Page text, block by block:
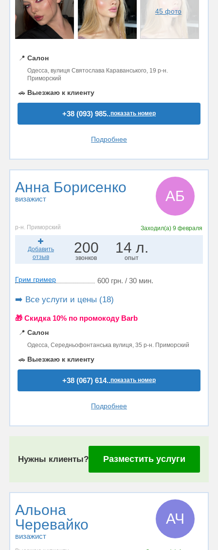
45 фото
📍 Салон
Одесса, вулиця Святослава Караванського, 19 р-н.
Приморский
🚗 Выезжаю к клиенту
+38 (093) 985..показать номер
Подробнее
Анна Борисенко
визажист АБ
р-н. Приморский Заходил(а)9 февраля
Добавить
отзыв
200
звонков
14 л.
опыт
Грим гример 600 грн. / 30 мин.
➡️ Все услуги и цены (18)
🎁 Cкидка 10% по промокоду Barb
📍 Салон
Одесса, Середньофонтанська вулиця, 35 р-н. Приморский
🚗 Выезжаю к клиенту
+38 (067) 614..показать номер
Подробнее
Нужны клиенты? Разместить услуги
Альона
Черевайко
визажист
АЧ